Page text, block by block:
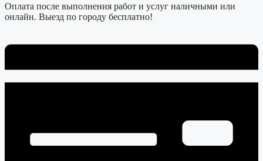
Оплата после выполнения работ и услуг наличными или
онлайн. Выезд по городу бесплатно!